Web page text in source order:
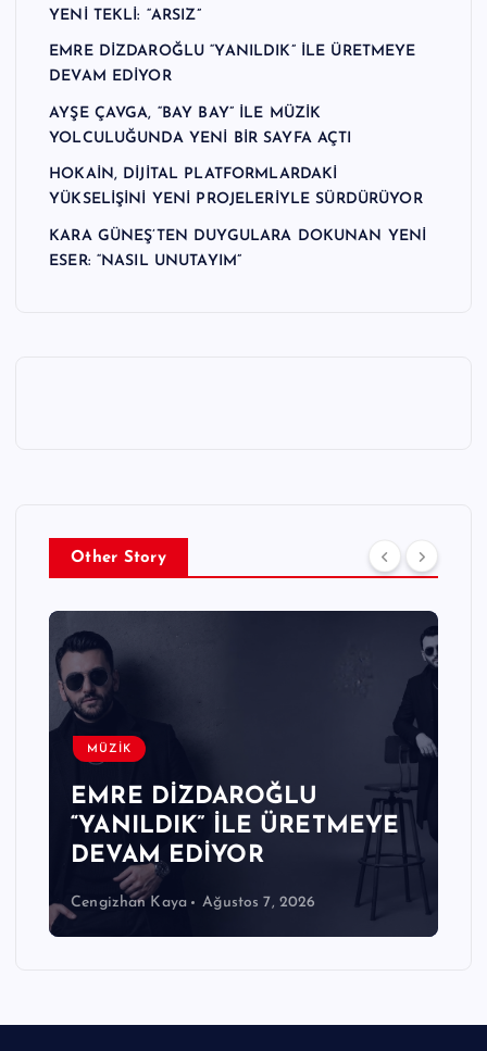
YENİ TEKLİ: “ARSIZ”
EMRE DİZDAROĞLU “YANILDIK” İLE ÜRETMEYE
DEVAM EDİYOR
AYŞE ÇAVGA, “BAY BAY” İLE MÜZİK
YOLCULUĞUNDA YENİ BİR SAYFA AÇTI
HOKAİN, DİJİTAL PLATFORMLARDAKİ
YÜKSELİŞİNİ YENİ PROJELERİYLE SÜRDÜRÜYOR
KARA GÜNEŞ’TEN DUYGULARA DOKUNAN YENİ
ESER: “NASIL UNUTAYIM”
Other Story
MÜZİK
EMRE DİZDAROĞLU
“YANILDIK” İLE ÜRETMEYE
DEVAM EDİYOR
Cengizhan Kaya Ağustos 7, 2026